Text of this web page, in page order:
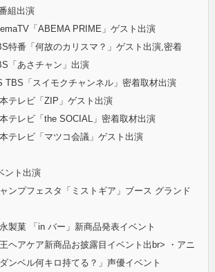
組出演
「ABEMA PRIME」ゲスト出演
特番「何故のカリスマ？」ゲスト出演,密着
「あさチャン」出演
TBS「スイモクチャンネル」密着取材出演
本テレビ「ZIP」ゲスト出演
本テレビ「the SOCIAL」密着取材出演
本テレビ「マツコ会議」ゲスト出演
ント出演
ャンプフェスタ「ミストギア」ブース グランド
永製菓 「in バー」新商品発表イベント
王ヘアケア新商品お披露目イベント出br> ・アニ
ンベル何キロ持てる？」声優イベント